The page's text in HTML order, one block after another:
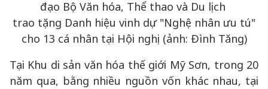
đạo Bộ Văn hóa, Thể thao và Du lịch
trao tặng Danh hiệu vinh dự "Nghệ nhân ưu tú"
cho 13 cá nhân tại Hội nghị (ảnh: Đình Tăng)
Tại Khu di sản văn hóa thế giới Mỹ Sơn, trong 20
năm qua, bằng nhiều nguồn vốn khác nhau, tại